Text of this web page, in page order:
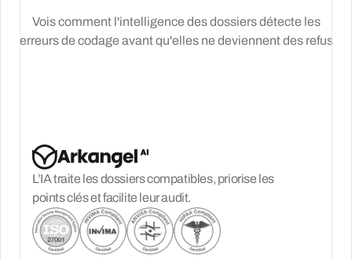
Vois comment l'intelligence des dossiers détecte les
erreurs de codage avant qu'elles ne deviennent des refus
L’IA traite les dossiers compatibles, priorise les
points clés et facilite leur audit.